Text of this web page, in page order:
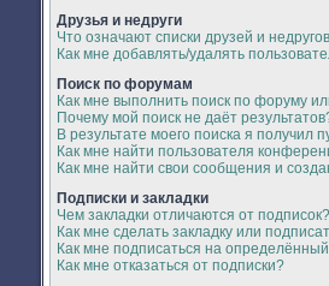
Друзья и недруги
Что означают списки друзей и
Как мне добавлять/удалять
Поиск по форумам
Как мне выполнить поиск по форуму
Почему мой поиск не даёт
В результате моего поиска я получил
Как мне найти пользователя
Как мне найти свои сообщения и
Подписки и закладки
Чем закладки отличаются от подписок?
Как мне сделать закладку или
Как мне подписаться на
Как мне отказаться от подписки?